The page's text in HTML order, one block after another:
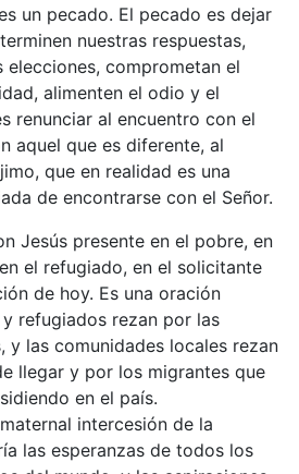
un pecado. El pecado es dejar
nuestras respuestas,
elecciones, comprometan el
alimenten el odio y el
renunciar al encuentro con el
aquel que es diferente, al
que en realidad es una
de encontrarse con el Señor.
Jesús presente en el pobre, en
el refugiado, en el solicitante
de hoy. Es una oración
refugiados rezan por las
y las comunidades locales rezan
llegar y por los migrantes que
en el país.
intercesión de la
las esperanzas de todos los